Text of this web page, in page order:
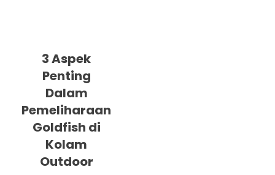
3 Aspek
Penting
Dalam
Pemeliharaan
Goldfish di
Kolam
Outdoor